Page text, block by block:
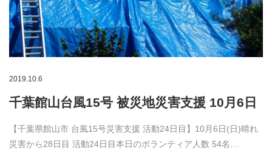
2019.10.6
千葉館山台風15号 被災地災害支援 10月6日
【千葉県館山市 台風15号災害支援 活動24日目】10月6日(日)晴れ
災害から28日目 活動24日目本日のボランティア人数 54名…